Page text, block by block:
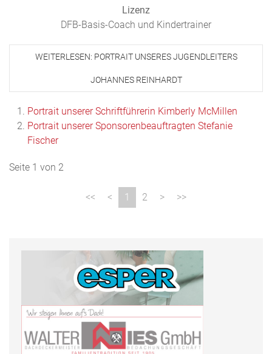
Lizenz
DFB-Basis-Coach und Kindertrainer
WEITERLESEN: PORTRAIT UNSERES JUGENDLEITERS
JOHANNES REINHARDT
Portrait unserer Schriftführerin Kimberly McMillen
Portrait unserer Sponsorenbeauftragten Stefanie
Fischer
Seite 1 von 2
1 2